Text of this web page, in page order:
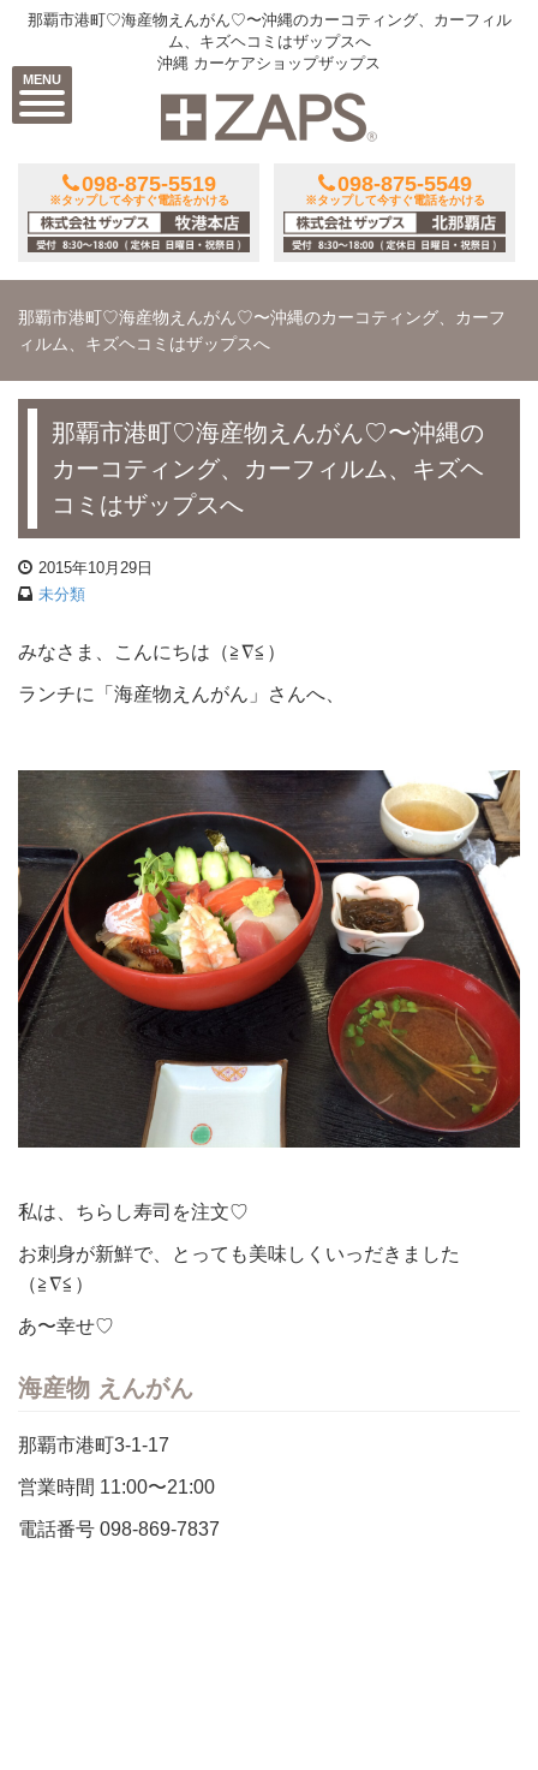
MENU
那覇市港町♡海産物えんがん♡〜沖縄のカーコティング、カーフィル
ム、キズヘコミはザップスへ
沖縄 カーケアショップザップス
098-875-5519
※タップして今すぐ電話をかける
098-875-5549
※タップして今すぐ電話をかける
那覇市港町♡海産物えんがん♡〜沖縄のカーコティング、カーフ
ィルム、キズヘコミはザップスへ
那覇市港町♡海産物えんがん♡〜沖縄の
カーコティング、カーフィルム、キズヘ
コミはザップスへ
2015年10月29日
未分類
みなさま、こんにちは（≧∇≦）
ランチに「海産物えんがん」さんへ、
私は、ちらし寿司を注文♡
お刺身が新鮮で、とっても美味しくいっだきました
（≧∇≦）
あ〜幸せ♡
海産物 えんがん
那覇市港町3-1-17
営業時間 11:00〜21:00
電話番号 098-869-7837